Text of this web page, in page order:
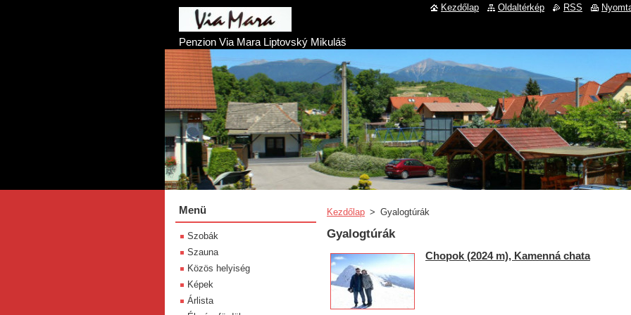
Penzion Via Mara Liptovský Mikuláš
Kezdőlap > Gyalogtúrák
Gyalogtúrák
Chopok (2024 m), Kamenná chata
Menü
Szobák
Szauna
Közös helyiség
Képek
Árlista
Kezdőlap Oldaltérkép RSS